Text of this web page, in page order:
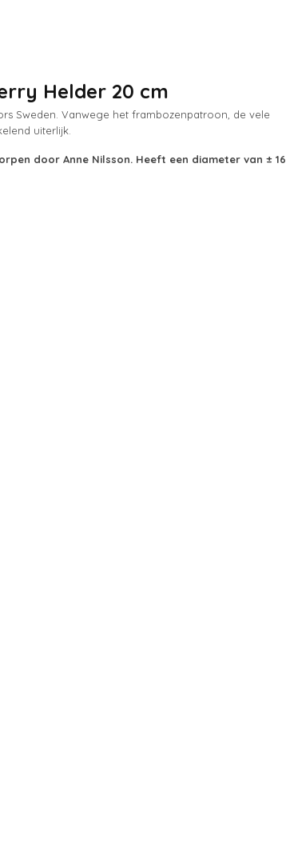
Helder 20 cm
Sweden. Vanwege het frambozenpatroon, de vele
uiterlijk.
door Anne Nilsson. Heeft een diameter van ± 16